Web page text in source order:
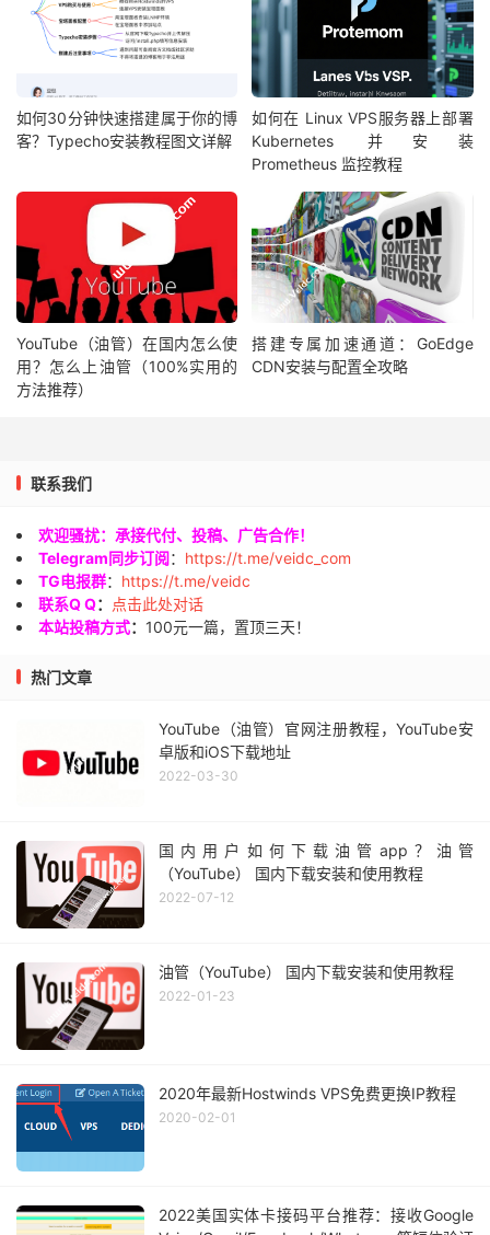
如何30分钟快速搭建属于你的博
客？Typecho安装教程图文详解
如何在 Linux VPS服务器上部署
Kubernetes 并安装
Prometheus 监控教程
YouTube（油管）在国内怎么使
用？怎么上油管（100%实用的
方法推荐）
搭建专属加速通道：GoEdge
CDN安装与配置全攻略
联系我们
欢迎骚扰：承接代付、投稿、广告合作！
Telegram同步订阅： https://t.me/veidc_com
TG电报群： https://t.me/veidc
联系Q Q：
点击此处对话
本站投稿方式： 100元一篇，置顶三天！
热门文章
YouTube（油管）官网注册教程，YouTube安
卓版和iOS下载地址
2022-03-30
国内用户如何下载油管app？油管
（YouTube） 国内下载安装和使用教程
2022-07-12
油管（YouTube） 国内下载安装和使用教程
2022-01-23
2020年最新Hostwinds VPS免费更换IP教程
2020-02-01
2022美国实体卡接码平台推荐：接收Google